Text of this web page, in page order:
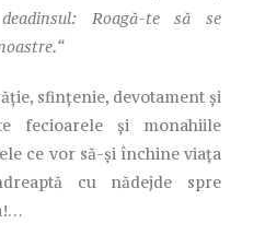
Roagă-te să se
sfinţenie, devotament şi
fecioarele şi monahiile
ce vor să-şi închine viaţa
cu nădejde spre